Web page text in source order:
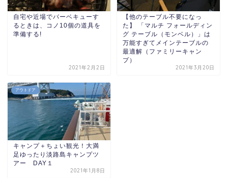
自宅や近場でバーベキューす
るときは、コノ10個の道具を
準備する!
2021年2月2日
【他のテーブル不要になっ
た】 「マルチ フォールディン
グ テーブル（モンベル）」は
万能すぎてメインテーブルの
最適解（ファミリーキャン
プ）
2021年3月20日
アウトドア
キャンプ＋ちょい観光！大満
足ゆったり淡路島キャンプツ
アー DAY１
2021年1月8日